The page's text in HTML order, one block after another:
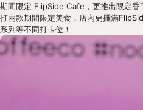
期間限定 FlipSide Cafe，更推出限定香
打兩款期間限定美食，店內更擺滿
系列等不同打卡位！